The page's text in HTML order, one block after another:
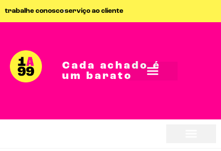
trabalhe conoscoserviço ao cliente
Cada achado é
um barato